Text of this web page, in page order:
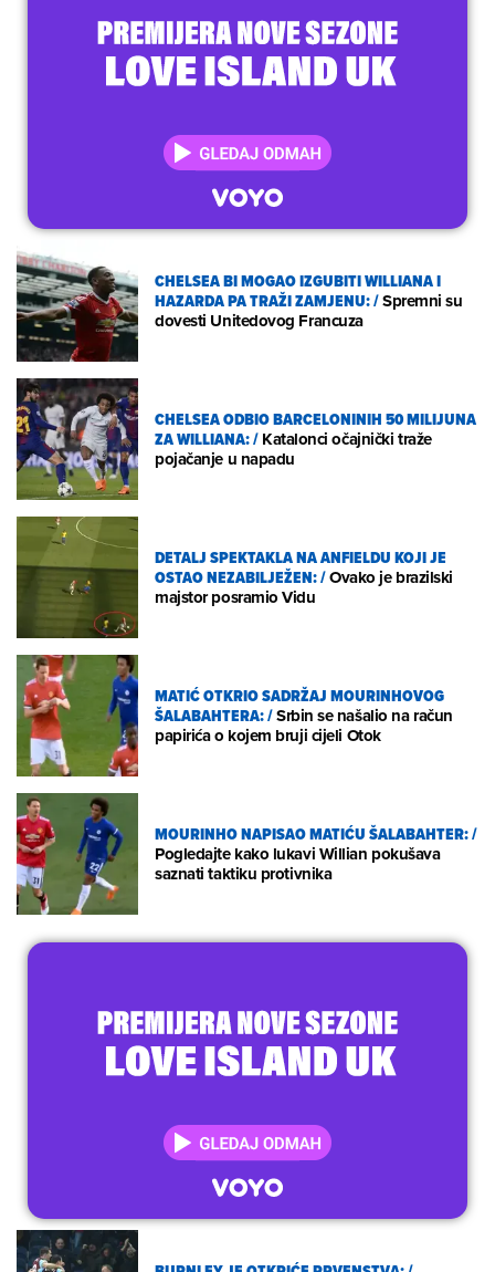
CHELSEA BI MOGAO IZGUBITI WILLIANA I
HAZARDA PA TRAŽI ZAMJENU:/Spremni su
dovesti Unitedovog Francuza
CHELSEA ODBIO BARCELONINIH 50 MILIJUNA
ZA WILLIANA:/Katalonci očajnički traže
pojačanje u napadu
DETALJ SPEKTAKLA NA ANFIELDU KOJI JE
OSTAO NEZABILJEŽEN:/Ovako je brazilski
majstor posramio Vidu
MATIĆ OTKRIO SADRŽAJ MOURINHOVOG
ŠALABAHTERA:/Srbin se našalio na račun
papirića o kojem bruji cijeli Otok
MOURINHO NAPISAO MATIĆU ŠALABAHTER:/
Pogledajte kako lukavi Willian pokušava
saznati taktiku protivnika